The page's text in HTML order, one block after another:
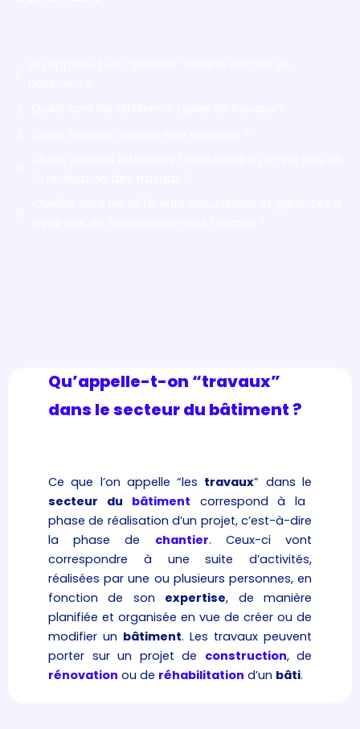
Qu’appelle-t-on “travaux”
dans le secteur du bâtiment ?
Ce que l’on appelle “les travaux” dans le
secteur du bâtiment correspond à la
phase de réalisation d’un projet, c’est-à-dire
la phase de chantier. Ceux-ci vont
correspondre à une suite d’activités,
réalisées par une ou plusieurs personnes, en
fonction de son expertise, de manière
planifiée et organisée en vue de créer ou de
modifier un bâtiment. Les travaux peuvent
porter sur un projet de construction, de
rénovation ou de réhabilitation d’un bâti.